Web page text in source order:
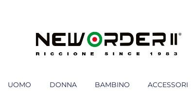
UOMO DONNA BAMBINO ACCESSORI